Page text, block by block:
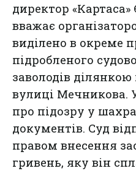
директор «Картаса»
вважає
виділено в окреме
підробленого
заволодів
вулиці Мечникова.
про підозру у
документів. Суд
правом внесення
гривень, яку він